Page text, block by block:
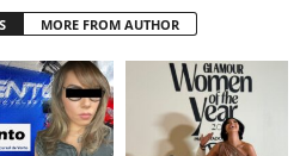
MORE FROM AUTHOR